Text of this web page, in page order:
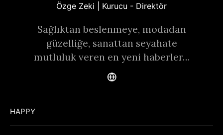
Özge Zeki | Kurucu - Direktör
Sağlıktan beslenmeye, modadan
güzelliğe, sanattan seyahate
mutluluk veren en yeni haberler…
HAPPY